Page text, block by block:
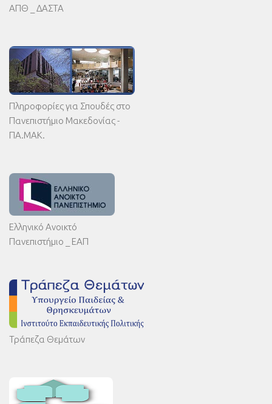
ΑΠΘ _ ΔΑΣΤΑ
Πληροφορίες για Σπουδές στο
Πανεπιστήμιο Μακεδονίας -
ΠΑ.ΜΑΚ.
Ελληνικό Ανοικτό
Πανεπιστήμιο _ ΕΑΠ
Τράπεζα Θεμάτων